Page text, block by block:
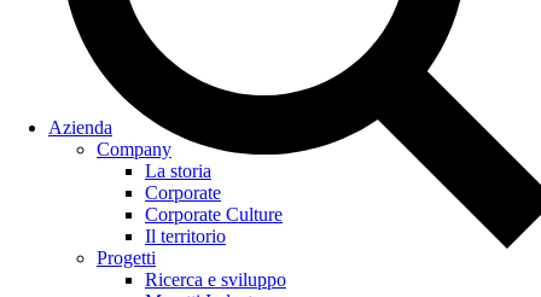
Azienda
Company
La storia
Corporate
Corporate Culture
Il territorio
Progetti
Ricerca e sviluppo